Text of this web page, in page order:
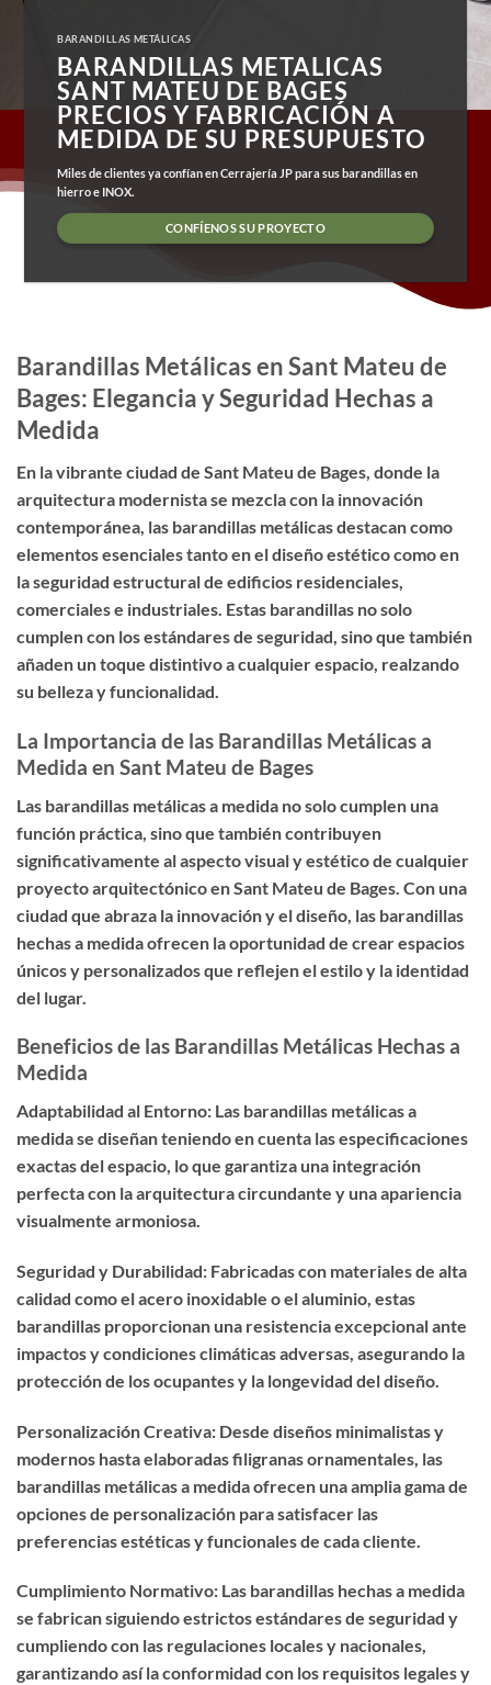
BARANDILLAS METÁLICAS
BARANDILLAS METALICAS
SANT MATEU DE BAGES
PRECIOS Y FABRICACIÓN A
MEDIDA DE SU PRESUPUESTO
Miles de clientes ya confían en Cerrajería JP para sus barandillas en
hierro e INOX.
CONFÍENOS SU PROYECTO
Barandillas Metálicas en Sant Mateu de
Bages: Elegancia y Seguridad Hechas a
Medida
En la vibrante ciudad de Sant Mateu de Bages, donde la
arquitectura modernista se mezcla con la innovación
contemporánea, las barandillas metálicas destacan como
elementos esenciales tanto en el diseño estético como en
la seguridad estructural de edificios residenciales,
comerciales e industriales. Estas barandillas no solo
cumplen con los estándares de seguridad, sino que también
añaden un toque distintivo a cualquier espacio, realzando
su belleza y funcionalidad.
La Importancia de las Barandillas Metálicas a
Medida en Sant Mateu de Bages
Las barandillas metálicas a medida no solo cumplen una
función práctica, sino que también contribuyen
significativamente al aspecto visual y estético de cualquier
proyecto arquitectónico en Sant Mateu de Bages. Con una
ciudad que abraza la innovación y el diseño, las barandillas
hechas a medida ofrecen la oportunidad de crear espacios
únicos y personalizados que reflejen el estilo y la identidad
del lugar.
Beneficios de las Barandillas Metálicas Hechas a
Medida
Adaptabilidad al Entorno: Las barandillas metálicas a
medida se diseñan teniendo en cuenta las especificaciones
exactas del espacio, lo que garantiza una integración
perfecta con la arquitectura circundante y una apariencia
visualmente armoniosa.
Seguridad y Durabilidad: Fabricadas con materiales de alta
calidad como el acero inoxidable o el aluminio, estas
barandillas proporcionan una resistencia excepcional ante
impactos y condiciones climáticas adversas, asegurando la
protección de los ocupantes y la longevidad del diseño.
Personalización Creativa: Desde diseños minimalistas y
modernos hasta elaboradas filigranas ornamentales, las
barandillas metálicas a medida ofrecen una amplia gama de
opciones de personalización para satisfacer las
preferencias estéticas y funcionales de cada cliente.
Cumplimiento Normativo: Las barandillas hechas a medida
se fabrican siguiendo estrictos estándares de seguridad y
cumpliendo con las regulaciones locales y nacionales,
garantizando así la conformidad con los requisitos legales y